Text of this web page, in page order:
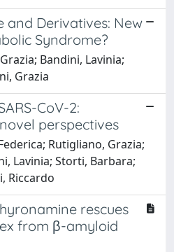
Derivatives: New
Syndrome?
Bandini, Lavinia;
Grazia
CoV-2:
perspectives
Rutigliano, Grazia;
Lavinia; Storti, Barbara;
Riccardo
rescues
from β-amyloid